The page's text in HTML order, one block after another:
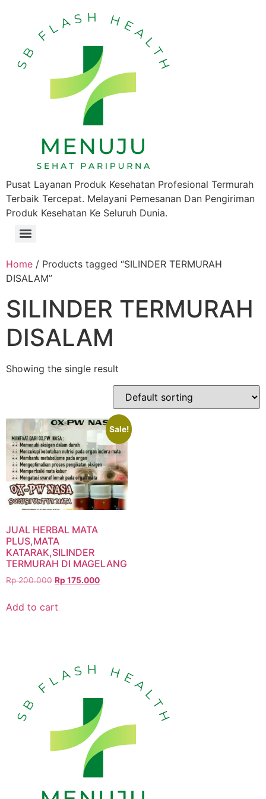
Pusat Layanan Produk Kesehatan Profesional Termurah
Terbaik Tercepat. Melayani Pemesanan Dan Pengiriman
Produk Kesehatan Ke Seluruh Dunia.
Home / Products tagged “SILINDER TERMURAH
DISALAM”
SILINDER TERMURAH
DISALAM
Showing the single result
Sale!
JUAL HERBAL MATA
PLUS,MATA
KATARAK,SILINDER
TERMURAH DI MAGELANG
Rp200.000 Rp 175.000
Add to cart